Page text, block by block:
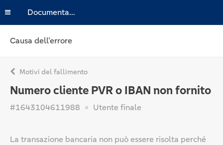
Documentazione
Causa dell’errore
Motivi del fallimento
Numero cliente PVR o IBAN non fornito
#1643104611988 Utente finale
La transazione bancaria non può essere risolta perché